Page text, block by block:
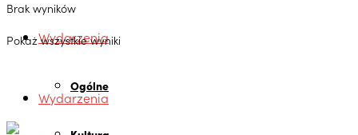
Brak wyników
Pokaż wszystkie wyniki
Wydarzenia
Ogólne
Wydarzenia